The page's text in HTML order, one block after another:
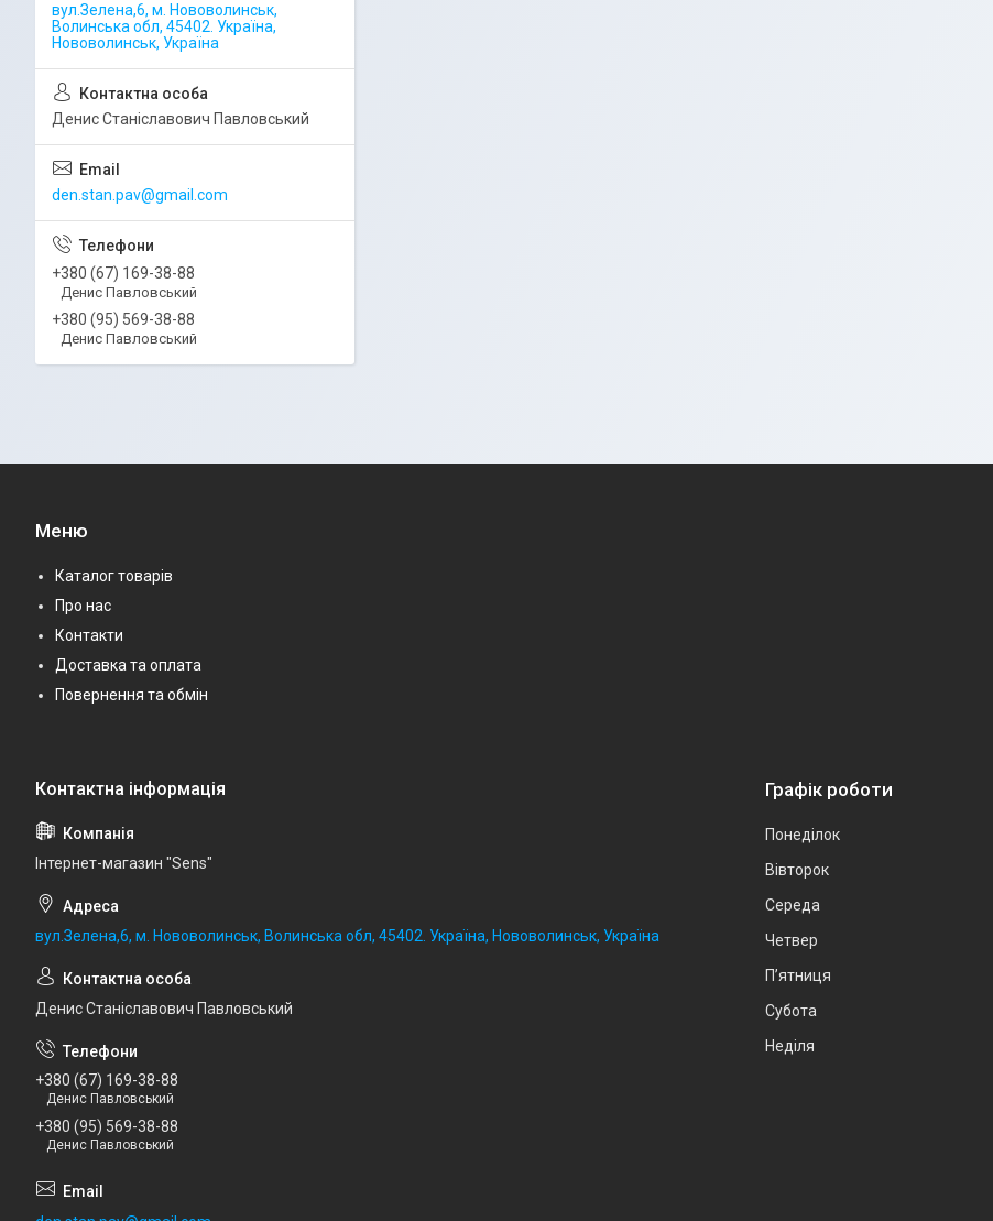
вул.Зелена,6, м. Нововолинськ,
Волинська обл, 45402. Україна,
Нововолинськ, Україна
Денис Станіславович Павловський
den.stan.pav@gmail.com
+380 (67) 169-38-88
Денис Павловський
+380 (95) 569-38-88
Денис Павловський
Меню
Каталог товарів
Про нас
Контакти
Доставка та оплата
Повернення та обмін
Iнтернет-магазин "Sens"
вул.Зелена,6, м. Нововолинськ, Волинська обл, 45402. Україна, Нововолинськ, Україна
Денис Станіславович Павловський
+380 (67) 169-38-88
Денис Павловський
+380 (95) 569-38-88
Денис Павловський
Графік роботи
Понеділок
Вівторок
Середа
Четвер
Пʼятниця
Субота
Неділя